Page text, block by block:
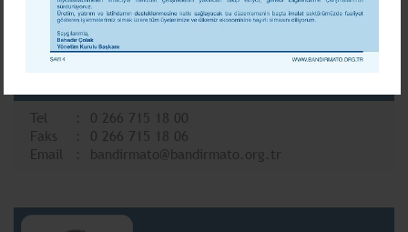
FATİH MEHMET ATAÇ
Tel
0 266 715 18 00
Faks
0 266 715 18 06
Email
bandirmato@bandirmato.org.tr